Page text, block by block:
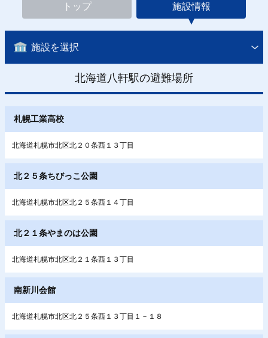
トップ 施設情報
施設を選択
北海道八軒駅の避難場所
札幌工業高校
北海道札幌市北区北２０条西１３丁目
北２５条ちびっこ公園
北海道札幌市北区北２５条西１４丁目
北２１条やまのは公園
北海道札幌市北区北２１条西１３丁目
南新川会館
北海道札幌市北区北２５条西１３丁目１－１８